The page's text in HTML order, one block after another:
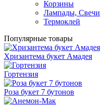
Корзины
Лампады, Свечи
Термоклей
Популярные товары
Хризантема букет Амадея
Гортензия
Роза букет 7 бутонов